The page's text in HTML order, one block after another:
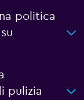
politica
pulizia